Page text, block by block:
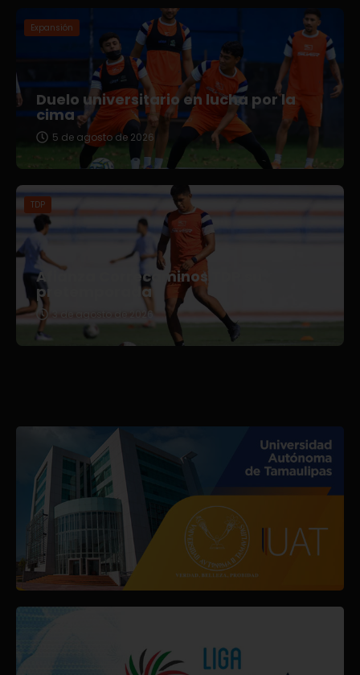
Expansión
Duelo universitario en lucha por la
cima
5 de agosto de 2026
TDP
Afianza Correcaminos TDP su
pretemporada
3 de agosto de 2026